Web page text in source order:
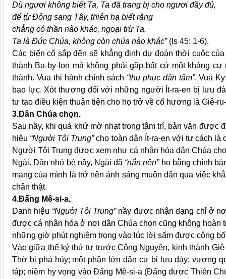
Dù ngươi không biết Ta, Ta đã trang bị cho ngươi đầy đủ,
để từ Đông sang Tây, thiên hạ biết rằng
chẳng có thần nào khác, ngoại trừ Ta.
Ta là Đức Chúa, không còn chúa nào khác”(Is 45: 1-6).
Các biến cố sắp đến sẽ khẳng định dự đoán thời cuộc
thành Ba-by-lon mà không phải gặp bất cứ một kháng
thành. Vua thi hành chính sách “thu phục dân tâm”. Vua
bạo lực. Xót thương đối với những người Ít-ra-en bị lưu
tư tạo điều kiện thuận tiện cho họ trở về cố hương là Giê-
3.Dân Chúa chọn.
Sau nầy, khi quá khứ mờ nhạt trong tâm trí, bản văn được
hiệu “Người Tôi Trung”cho toàn dân Ít-ra-en với tư cách là
Người Tôi Trung được xem như cá nhân hóa dân Chúa
Ngài. Dân nhỏ bé nầy, Ngài đã “nắn nên”họ bằng chính
mạng của mình là trở nên ánh sáng muôn dân qua việc
chân thật.
4.Đấng Mê-si-a.
Danh hiệu “Người Tôi Trung”nầy được nhận dạng chỉ ở
được cá nhân hóa ở nơi dân Chúa chọn cũng không hoàn
những giờ phút nghiêm trọng vào lúc lời sấm được công
Vào giữa thế kỷ thứ tư trước Công Nguyên, kinh thành
Thờ bị phá hủy; một phần lớn dân cư bị lưu đày; vương
táp; niềm hy vọng vào Đấng Mê-si-a (Đấng được Thiên